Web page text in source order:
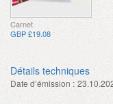
Carnet
GBP £19.08
Détails techniques
Date d’émission :